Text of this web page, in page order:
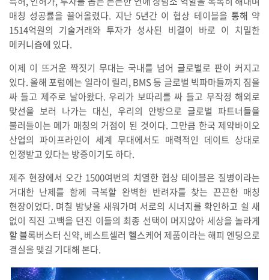
매칭 성공률을 끌어올렸다. 지난 5년간 이 협상 테이블을 통해 약
1514억원의 기술거래와 투자가 성사된 비결이 바로 이 치밀한
메커니즘에 있다.
이제 이 뜨거운 짝짓기 무대는 국내를 넘어 글로벌로 판이 커지고
있다. 올해 포럼에는 일라이 릴리, BMS 등 글로벌 빅파마들까지 짐을
싸 들고 제주로 날아왔다. 우리가 보따리를 싸 들고 무작정 해외로
맞선을 보러 나가는 대신, 우리의 안방으로 글로벌 파트너들을
불러들이는 메가 매칭의 거점이 된 것이다. 그만큼 한국 제약바이오
산업의 파이프라인이 세계 무대에서도 매력적인 데이트 상대로
인정받고 있다는 방증이기도 하다.
제주 현장에서 오간 1500여번의 치열한 협상 테이블은 질병이라는
거대한 난제를 함께 극복할 완벽한 반려자를 찾는 끈끈한 매칭
현장이었다. 며칠 밤낮을 새워가며 서로의 시너지를 확인하고 쉴 새
없이 직진 고백을 던진 이들의 최종 선택이 머지않아 세상을 놀라게
할 블록버스터 신약, 베스트셀러 헬스케어 제품이라는 해피 엔딩으로
결실을 맺길 기대해 본다.